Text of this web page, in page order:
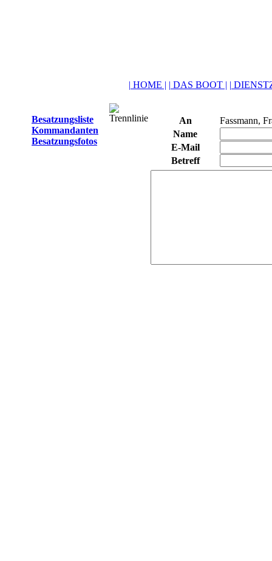
| HOME | | DAS BOOT | |
Besatzungsliste
Kommandanten
Besatzungsfotos
An
Fassmann,
Name
E-Mail
Betreff